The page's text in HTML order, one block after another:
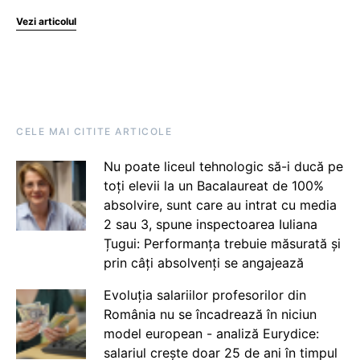
Vezi articolul
CELE MAI CITITE ARTICOLE
Nu poate liceul tehnologic să-i ducă pe
toți elevii la un Bacalaureat de 100%
absolvire, sunt care au intrat cu media
2 sau 3, spune inspectoarea Iuliana
Țugui: Performanța trebuie măsurată și
prin câți absolvenți se angajează
Evoluția salariilor profesorilor din
România nu se încadrează în niciun
model european - analiză Eurydice:
salariul crește doar 25 de ani în timpul